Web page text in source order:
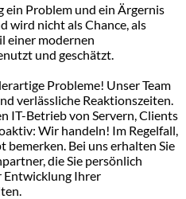
ein Problem und ein Ärgernis
wird nicht als Chance, als
einer modernen
und geschätzt.
Probleme! Unser Team
verlässliche Reaktionszeiten.
IT-Betrieb von Servern, Clients
Wir handeln! Im Regelfall,
bemerken. Bei uns erhalten Sie
die Sie persönlich
Entwicklung Ihrer